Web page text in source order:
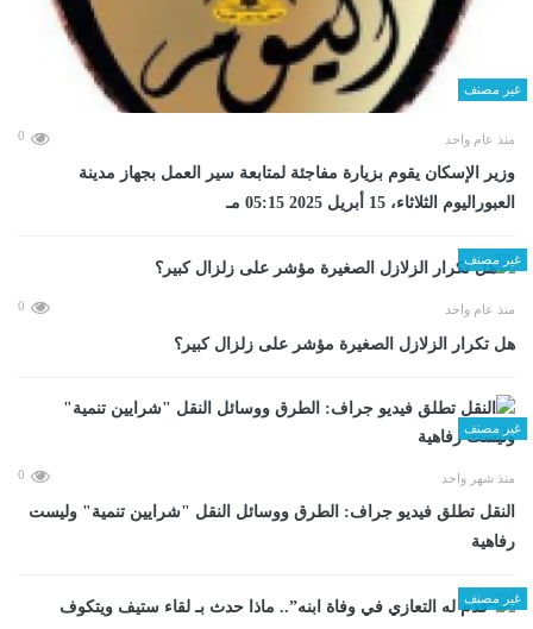
غير مصنف
منذ عام واحد 0
وزير الإسكان يقوم بزيارة مفاجئة لمتابعة سير العمل بجهاز مدينة
العبوراليوم الثلاثاء، 15 أبريل 2025 05:15 مـ
غير مصنف
منذ عام واحد 0
هل تكرار الزلازل الصغيرة مؤشر على زلزال كبير؟
غير مصنف
منذ شهر واحد 0
​النقل تطلق فيديو جراف: الطرق ووسائل النقل "شرايين تنمية" وليست
رفاهية
غير مصنف